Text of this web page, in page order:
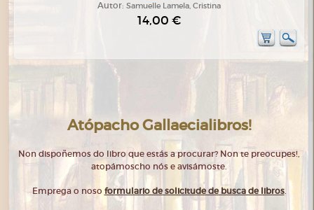
Autor: Samuelle Lamela, Cristina
14,00 €
Atópacho Gallaecialibros!
Non dispoñemos do libro que estás a procurar? Non te preocupes!,
atopámoscho nós e avisámoste.
Emprega o noso formulario de solicitude de busca de libros.